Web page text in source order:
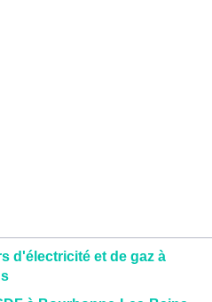
d'électricité et de gaz à